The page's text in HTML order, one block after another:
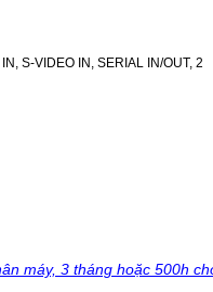
S-VIDEO IN, SERIAL IN/OUT, 2
máy, 3 tháng hoặc 500h